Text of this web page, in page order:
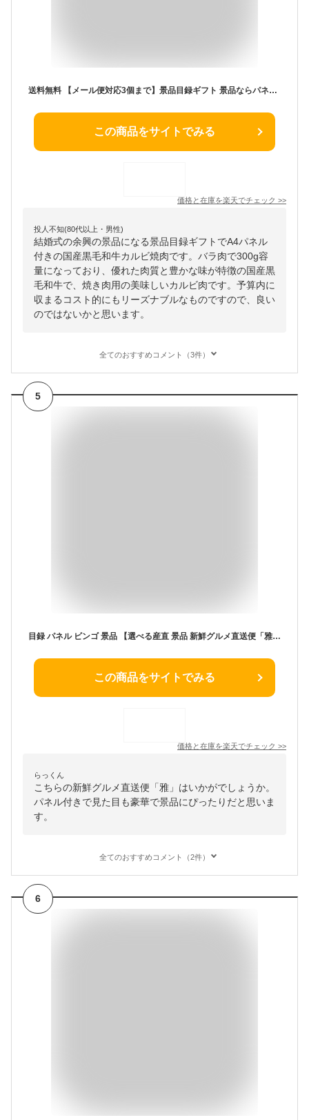
送料無料 【メール便対応3個まで】景品目録ギフト 景品ならパネもく！ 国産黒毛和牛カルビ焼肉（A4パネル付 目録） 結婚式 2次会 ゴルフコンペ ビンゴ 抽選会 くじ引き 賞品 景品パーク【景品ギフト券 パネル付き】 kwg-k300-rb
この商品をサイトでみる
価格と在庫を楽天でチェック >>
投人不知(80代以上・男性)
結婚式の余興の景品になる景品目録ギフトでA4パネル
付きの国産黒毛和牛カルビ焼肉です。バラ肉で300g容
量になっており、優れた肉質と豊かな味が特徴の国産黒
毛和牛で、焼き肉用の美味しいカルビ肉です。予算内に
収まるコスト的にもリーズナブルなものですので、良い
のではないかと思います。
全てのおすすめコメント（3件）
5
目録 パネル ビンゴ 景品 【選べる産直 景品 新鮮グルメ直送便「雅」】A3パネル ビンゴ景品 グルメギフト券 パネル付 忘年会 結婚式 二次会 抽選会 ゴルフ コンペ 景品
この商品をサイトでみる
価格と在庫を楽天でチェック >>
らっくん
こちらの新鮮グルメ直送便「雅」はいかがでしょうか。
パネル付きで見た目も豪華で景品にぴったりだと思いま
す。
全てのおすすめコメント（2件）
6